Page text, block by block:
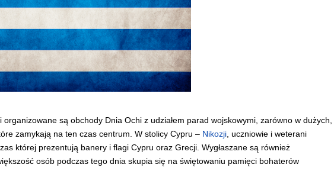
organizowane są obchody Dnia Ochi z udziałem parad wojskowymi, zarówno w dużych,
zamykają na ten czas centrum. W stolicy Cypru – Nikozji, uczniowie i weterani
której prezentują banery i flagi Cypru oraz Grecji. Wygłaszane są również
osób podczas tego dnia skupia się na świętowaniu pamięci bohaterów